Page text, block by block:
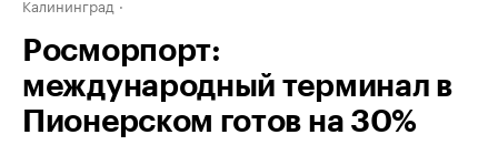
Калининград
Росморпорт:
международный терминал в
Пионерском готов на 30%